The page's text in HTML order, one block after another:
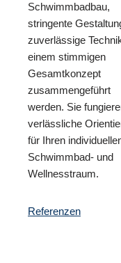
Schwimmbadbau,
stringente
zuverlässige
einem stimmigen
Gesamtkonzept
zusammengeführt
werden. Sie
verlässliche
für Ihren
Schwimmbad- und
Wellnesstraum.
Referenzen